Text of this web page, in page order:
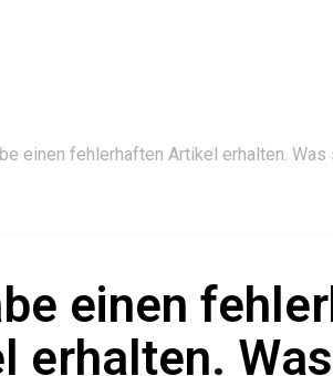
einen fehlerhaften Artikel erhalten. Was
einen
erhalten.